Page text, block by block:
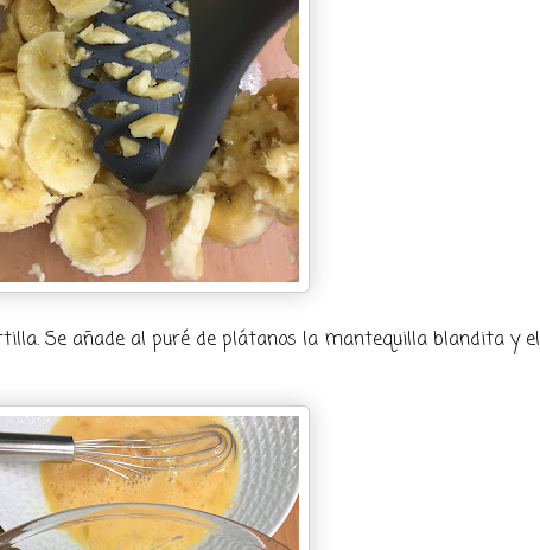
Se añade al puré de plátanos la mantequilla blandita y el